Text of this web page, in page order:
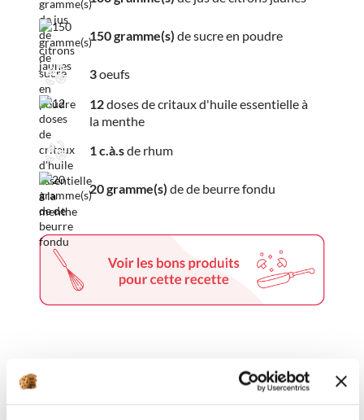
150 gramme(s) de sucre en poudre
3oeufs
12doses de critaux d'huile essentielle à
la menthe
1 c.à.sde rhum
20 gramme(s) de de beurre fondu
2 étapes